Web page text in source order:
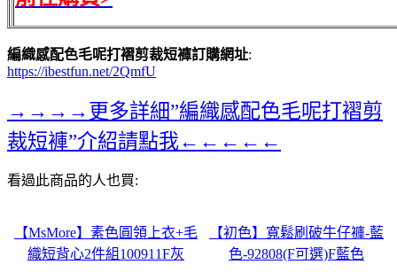
編織感配色毛呢打褶剪裁短褲訂購網址:
https://ibestfun.net/2QmfU
→→→→更多詳細”編織感配色毛呢打褶剪
裁短褲”介紹請點我←←←←←
看過此商品的人也買:
【MsMore】素色圓領上衣+毛
織短背心2件組100911F灰
【初色】寬鬆刷破牛仔褲-藍
色-92808(F可選)F藍色